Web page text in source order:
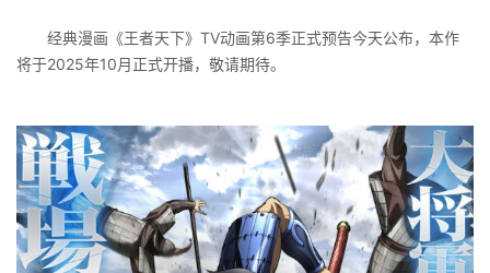
经典漫画《王者天下》TV动画第6季正式预告今天公布，本作
将于2025年10月正式开播，敬请期待。